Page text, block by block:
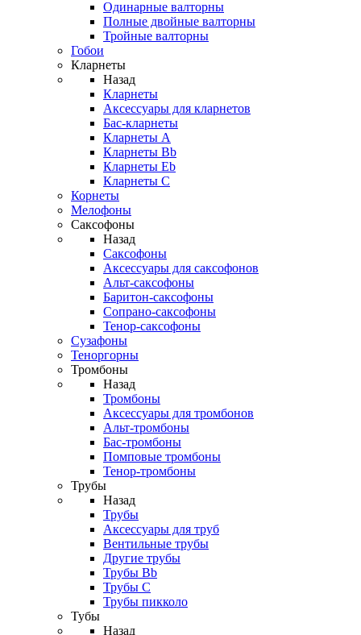
Одинарные валторны
Полные двойные валторны
Тройные валторны
Гобои
Кларнеты
Назад
Кларнеты
Аксессуары для кларнетов
Бас-кларнеты
Кларнеты A
Кларнеты Bb
Кларнеты Eb
Кларнеты С
Корнеты
Мелофоны
Саксофоны
Назад
Саксофоны
Аксессуары для саксофонов
Альт-саксофоны
Баритон-саксофоны
Сопрано-саксофоны
Тенор-саксофоны
Сузафоны
Теноргорны
Тромбоны
Назад
Тромбоны
Аксессуары для тромбонов
Альт-тромбоны
Бас-тромбоны
Помповые тромбоны
Тенор-тромбоны
Трубы
Назад
Трубы
Аксессуары для труб
Вентильные трубы
Другие трубы
Трубы Bb
Трубы C
Трубы пикколо
Тубы
Назад